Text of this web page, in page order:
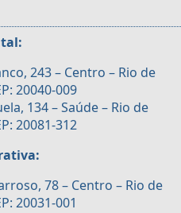
243 – Centro – Rio de
20040-009
134 – Saúde – Rio de
20081-312
78 – Centro – Rio de
20031-001